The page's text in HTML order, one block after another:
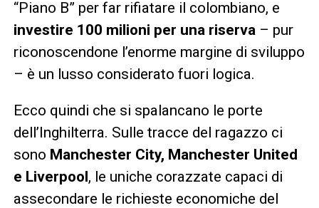
“Piano B” per far rifiatare il colombiano, e
investire 100 milioni per una riserva – pur
riconoscendone l’enorme margine di sviluppo
– è un lusso considerato fuori logica.
Ecco quindi che si spalancano le porte
dell’Inghilterra. Sulle tracce del ragazzo ci
sono Manchester City, Manchester United
e Liverpool, le uniche corazzate capaci di
assecondare le richieste economiche del